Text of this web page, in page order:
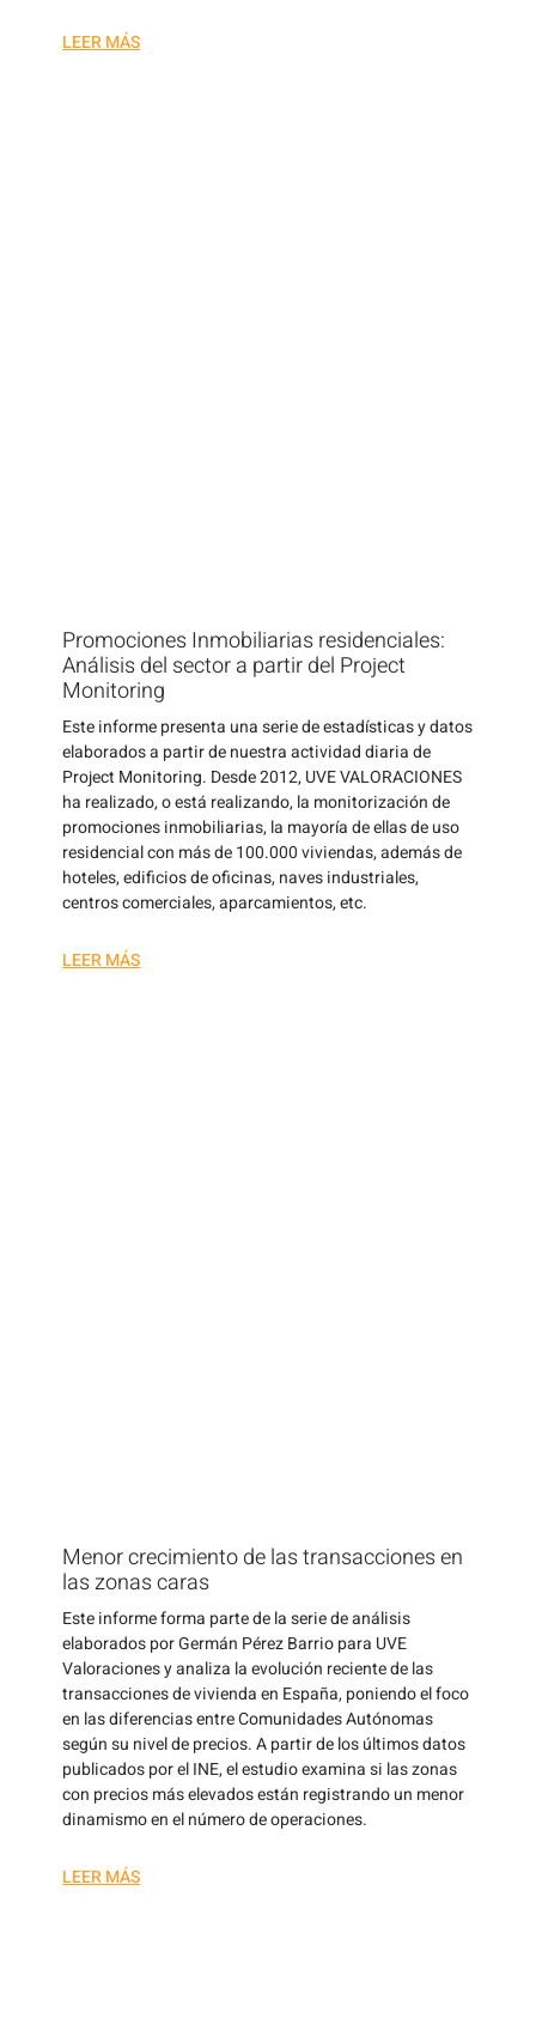
LEER MÁS
Promociones Inmobiliarias residenciales:
Análisis del sector a partir del Project
Monitoring
Este informe presenta una serie de estadísticas y datos
elaborados a partir de nuestra actividad diaria de
Project Monitoring. Desde 2012, UVE VALORACIONES
ha realizado, o está realizando, la monitorización de
promociones inmobiliarias, la mayoría de ellas de uso
residencial con más de 100.000 viviendas, además de
hoteles, edificios de oficinas, naves industriales,
centros comerciales, aparcamientos, etc.
LEER MÁS
Menor crecimiento de las transacciones en
las zonas caras
Este informe forma parte de la serie de análisis
elaborados por Germán Pérez Barrio para UVE
Valoraciones y analiza la evolución reciente de las
transacciones de vivienda en España, poniendo el foco
en las diferencias entre Comunidades Autónomas
según su nivel de precios. A partir de los últimos datos
publicados por el INE, el estudio examina si las zonas
con precios más elevados están registrando un menor
dinamismo en el número de operaciones.
LEER MÁS